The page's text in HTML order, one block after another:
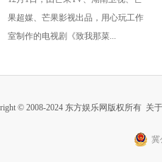
开机 张婧仪陈靖可互为“白
月光”照亮逆袭路
果超媒、芒果影视出品，用心玩工作
室制作的电视剧《致我那菜...
© 2008-2024 东方娱乐网版权所有 关
冀